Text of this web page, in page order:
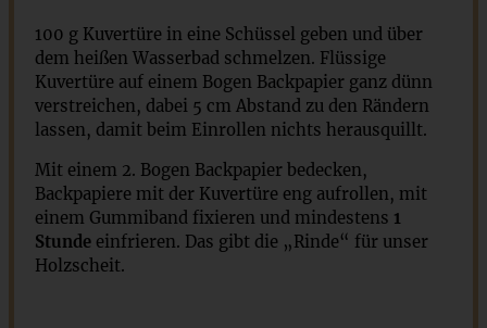
100 g Kuvertüre in eine Schüssel geben und über
dem heißen Wasserbad schmelzen. Flüssige
Kuvertüre auf einem Bogen Backpapier ganz dünn
verstreichen, dabei 5 cm Abstand zu den Rändern
lassen, damit beim Einrollen nichts herausquillt.
Mit einem 2. Bogen Backpapier bedecken,
Backpapiere mit der Kuvertüre eng aufrollen, mit
einem Gummiband fixieren und mindestens 1
Stundeeinfrieren. Das gibt die „Rinde“ für unser
Holzscheit.